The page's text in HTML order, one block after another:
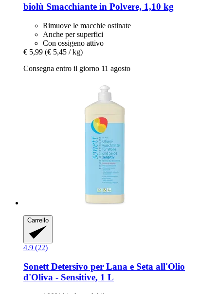
biolù Smacchiante in Polvere, 1,10 kg
Rimuove le macchie ostinate
Anche per superfici
Con ossigeno attivo
€ 5,99 (€ 5,45 / kg)
Consegna entro il giorno 11 agosto
Carrello
4.9 (22)
Sonett Detersivo per Lana e Seta all'Olio
d'Oliva -​ Sensitive, 1 L